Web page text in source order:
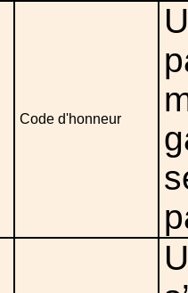
Code d'honneur